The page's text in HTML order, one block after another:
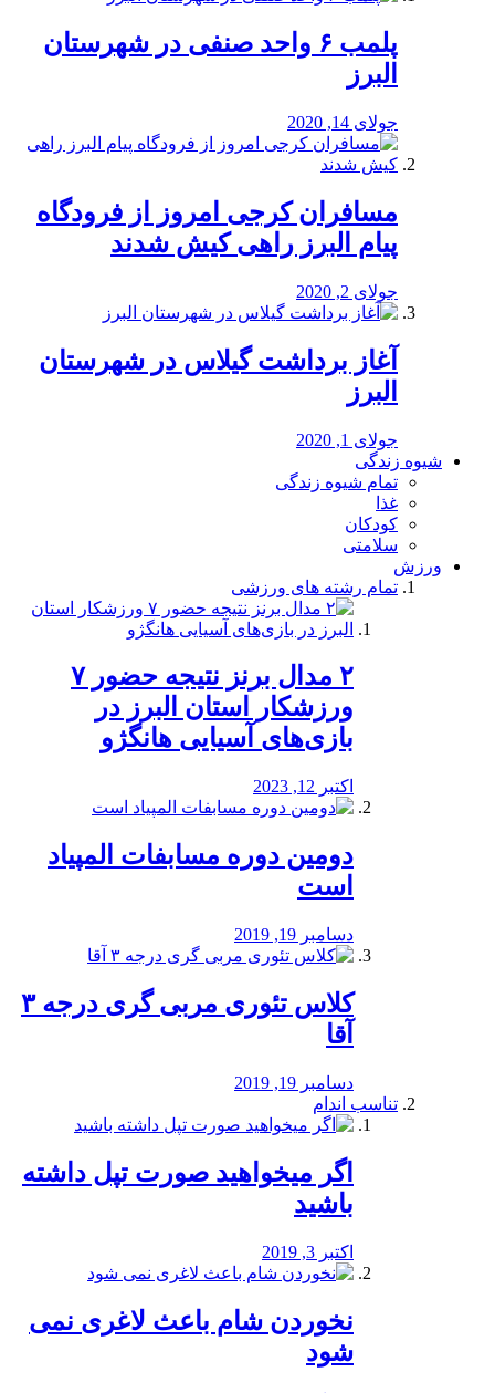
پلمب ۶ واحد صنفی در شهرستان
البرز
جولای 14, 2020
مسافران کرجی امروز از فرودگاه
پیام البرز راهی کیش شدند
جولای 2, 2020
آغاز برداشت گیلاس در شهرستان
البرز
جولای 1, 2020
شیوه زندگی
تمام شیوه زندگی
غذا
کودکان
سلامتی
ورزش
تمام رشته های ورزشی
۲ مدال برنز نتیجه حضور ۷
ورزشکار استان البرز در
بازی‌های آسیایی هانگژو
اکتبر 12, 2023
دومین دوره مسابفات المپیاد
است
دسامبر 19, 2019
کلاس تئوری مربی گری درجه ۳
آقا
دسامبر 19, 2019
تناسب اندام
اگر میخواهید صورت تپل داشته
باشید
اکتبر 3, 2019
نخوردن شام باعث لاغری نمی
‌شود